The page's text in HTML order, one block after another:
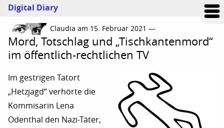
Digital Diary
Claudia am 15. Februar 2021 —
Mord, Totschlag und „Tischkantenmord“
im öffentlich-rechtlichen TV
Im gestrigen Tatort
„Hetzjagd“ verhörte die
Kommisarin Lena
Odenthal den Nazi-Täter,